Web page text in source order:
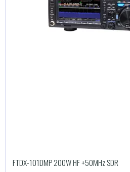
FTDX-101DMP 200W HF +50MHz SDR